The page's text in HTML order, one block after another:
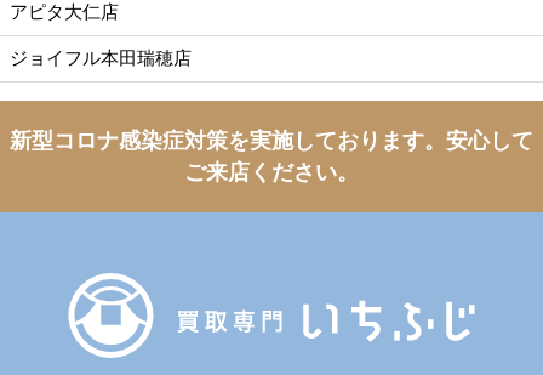
アピタ大仁店
ジョイフル本田瑞穂店
新型コロナ感染症対策を実施しております。 安心して
ご来店ください。